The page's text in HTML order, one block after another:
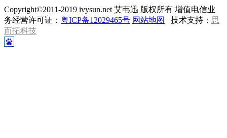
Copyright©2011-2019 ivysun.net 艾韦迅 版权所有 增值电信业
务经营许可证： 粤ICP备12029465号 网站地图 技术支持： 思
而拓科技